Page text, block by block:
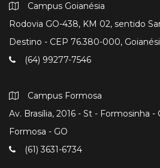
Campus Goianésia
Rodovia GO-438, KM 02, sentido
Destino - CEP 76.380-000,
(64) 99277-7546
Campus Formosa
Av. Brasília, 2016 - St - Formosinha -
Formosa - GO
(61) 3631-6734